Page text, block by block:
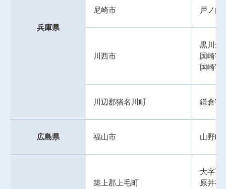
兵庫県
尼崎市 戸ノ内
川西市
黒川全
国崎字
国崎字
川辺郡猪名川町 鎌倉字
広島県 福山市 山野町
築上郡上毛町
大字下
原井有